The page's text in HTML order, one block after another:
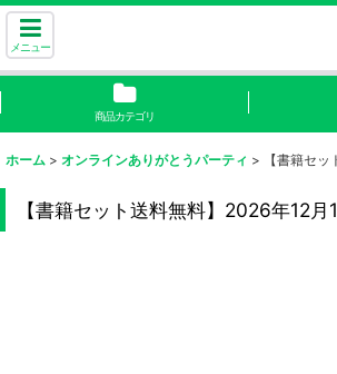
メニュー
商品カテゴリ
ホーム > オンラインありがとうパーティ > 【書籍セ
【書籍セット送料無料】2026年12